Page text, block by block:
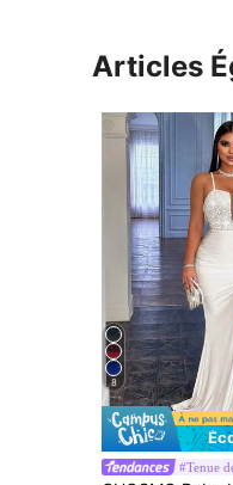
Articles
8
#Tenue